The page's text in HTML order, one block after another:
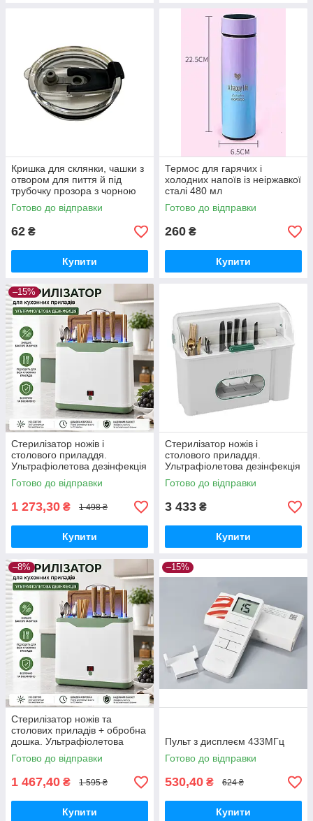
Кришка для склянки, чашки з
отвором для пиття й під
трубочку прозора з чорною
кришкою
Готово до відправки
62 ₴
Купити
Термос для гарячих і
холодних напоїв із неіржавкої
сталі 480 мл
Готово до відправки
260 ₴
Купити
–15%
Стерилізатор ножів і
столового приладдя.
Ультрафіолетова дезінфекція
в домашніх умовах.
Готово до відправки
1 273,30 ₴ 1 498 ₴
Купити
Стерилізатор ножів і
столового приладдя.
Ультрафіолетова дезінфекція
з кришкою
Готово до відправки
3 433 ₴
Купити
–8%
Стерилізатор ножів та
столових приладів + обробна
дошка. Ультрафіолетова
дезінфекція у домашніх
умовах.
Готово до відправки
1 467,40 ₴ 1 595 ₴
Купити
–15%
Пульт з дисплеєм 433МГц
Готово до відправки
530,40 ₴ 624 ₴
Купити